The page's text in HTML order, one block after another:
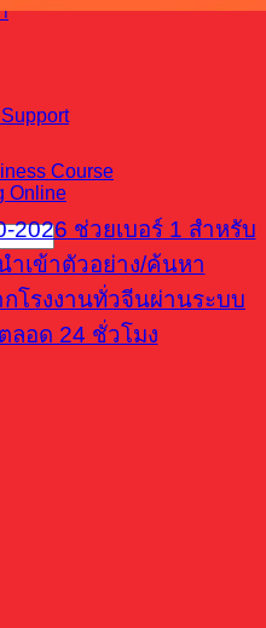
Course
Online
2026 ช่วยเบอร์ 1 สำหรับ
เข้าตัวอย่าง/ค้นหา
โรงงานทั่วจีนผ่านระบบ
ลอด 24 ชั่วโมง